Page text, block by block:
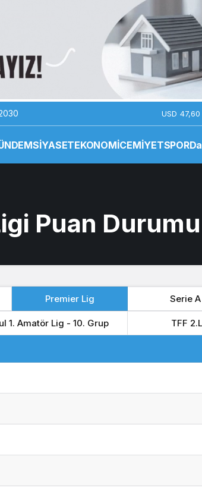
USD 47,60
SİYASETEKONOMİCEMİYETSPOR
Puan Durumu
Premier Lig Serie A
1. Amatör Lig - 10. Grup TFF